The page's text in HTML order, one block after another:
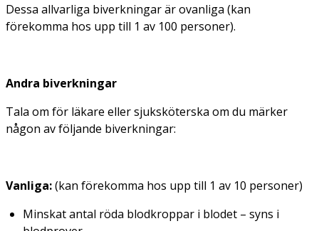
Dessa allvarliga biverkningar är ovanliga (kan
förekomma hos upp till 1 av 100 personer).
Andra biverkningar
Tala om för läkare eller sjuksköterska om du märker
någon av följande biverkningar:
Vanliga:(kan förekomma hos upp till 1 av 10 personer)
Minskat antal röda blodkroppar i blodet – syns i